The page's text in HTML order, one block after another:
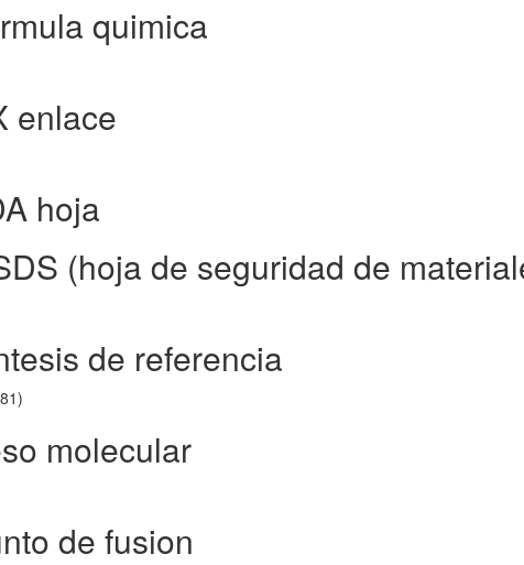
quimica
enlace
hoja
(hoja de seguridad de
de referencia
molecular
de fusion